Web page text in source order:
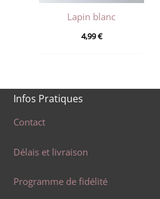
Lapin blanc
4,99€
Infos Pratiques
Contact
Délais et livraison
Programme de fidélité